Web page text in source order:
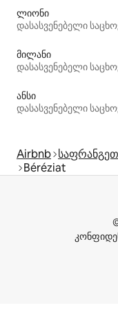
ლიონი
მილანი
ანსი
Airbnb
Béréziat